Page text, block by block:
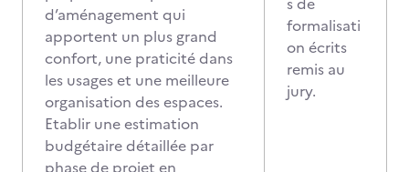
d’aménagement qui
apportent un plus grand
confort, une praticité dans
les usages et une meilleure
organisation des espaces.
Etablir une estimation
budgétaire détaillée par
phase de projet en
formalisati
on écrits
remis au
jury.